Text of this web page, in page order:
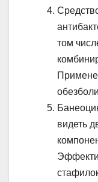
том
видеть